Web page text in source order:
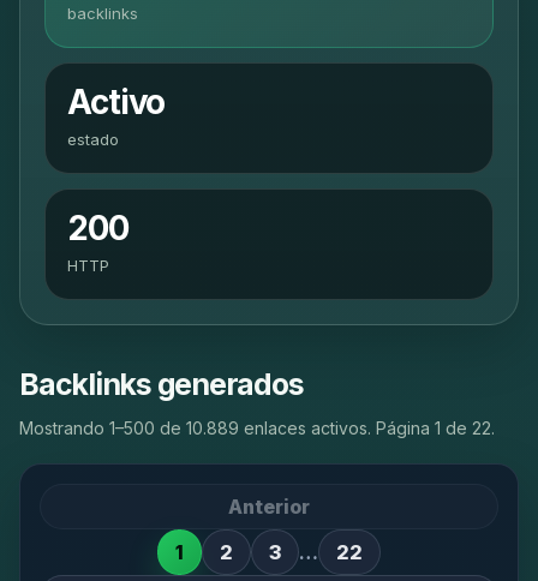
backlinks
Activo
estado
200
HTTP
Backlinks generados
Mostrando 1–500 de 10.889 enlaces activos. Página 1 de 22.
Anterior
1
2 3 …
22